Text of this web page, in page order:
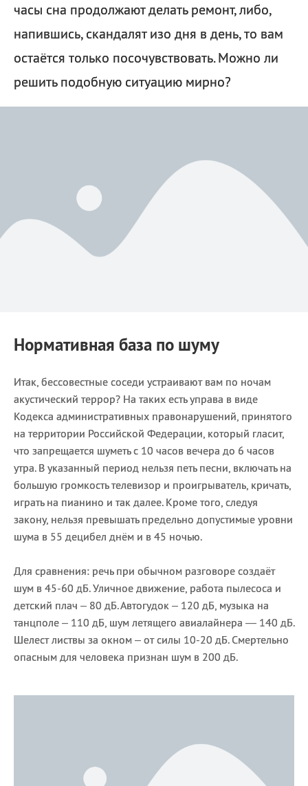
часы сна продолжают делать ремонт, либо,
напившись, скандалят изо дня в день, то вам
остаётся только посочувствовать. Можно ли
решить подобную ситуацию мирно?
Нормативная база по шуму
Итак, бессовестные соседи устраивают вам по ночам
акустический террор? На таких есть управа в виде
Кодекса административных правонарушений, принятого
на территории Российской Федерации, который гласит,
что запрещается шуметь с 10 часов вечера до 6 часов
утра. В указанный период нельзя петь песни, включать на
большую громкость телевизор и проигрыватель, кричать,
играть на пианино и так далее. Кроме того, следуя
закону, нельзя превышать предельно допустимые уровни
шума в 55 децибел днём и в 45 ночью.
Для сравнения: речь при обычном разговоре создаёт
шум в 45-60 дБ. Уличное движение, работа пылесоса и
детский плач – 80 дБ. Автогудок – 120 дБ, музыка на
танцполе – 110 дБ, шум летящего авиалайнера — 140 дБ.
Шелест листвы за окном – от силы 10-20 дБ. Смертельно
опасным для человека признан шум в 200 дБ.